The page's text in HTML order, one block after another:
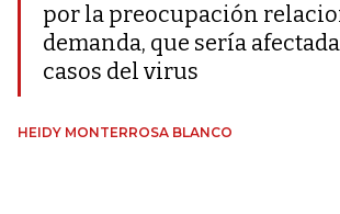
por la preocupación
demanda, que sería
casos del virus
HEIDY MONTERROSA BLANCO